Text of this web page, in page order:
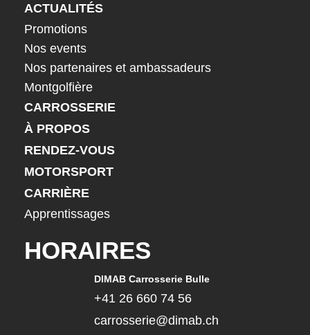
ACTUALITÉS
Promotions
Nos events
Nos partenaires et ambassadeurs
Montgolfière
CARROSSERIE
À PROPOS
RENDEZ-VOUS
MOTORSPORT
CARRIÈRE
Apprentissages
HORAIRES
DIMAB Carrosserie Bulle
+41 26 660 74 56
carrosserie@dimab.ch